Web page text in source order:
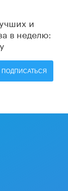
и
в неделю:
ПОДПИСАТЬСЯ